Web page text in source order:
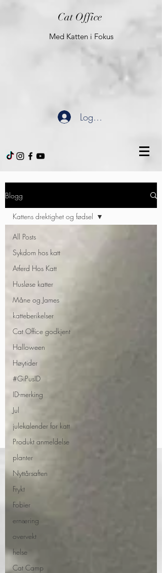
Cat Office
Med Katten i Fokus
Logg inn
Blogg
All Posts
Sykdom hos katt
Atferd Hos Katt
Husløse katter
Måne og James
katteberikelser
Cat Office godkjent
Halloween
Høytider
#GiPusID
ID-merking
Jul
julekalender for katt
Produkt anmeldelse
planter
Nyttårsaften
Frykt
Fobier
ernæring
overvekt
helse
Cat Camp
Kattens drektighet og fødsel